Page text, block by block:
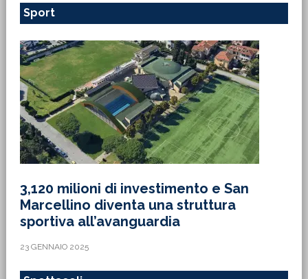
Sport
3,120 milioni di investimento e San
Marcellino diventa una struttura
sportiva all’avanguardia
23 GENNAIO 2025